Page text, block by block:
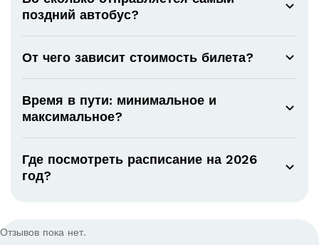
поздний автобус?
От чего зависит стоимость билета?
Время в пути: минимальное и
максимальное?
Где посмотреть расписание на 2026
год?
Отзывов пока нет.